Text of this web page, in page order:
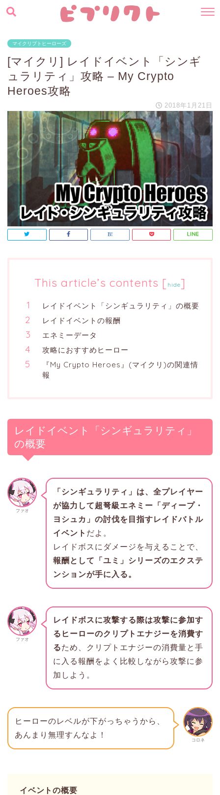
マイクリプトヒーローズ
[マイクリ] レイドイベント「シンギ
ュラリティ」攻略 – My Crypto
Heroes攻略
2018年1月21日
This article’s contents [ hide]
レイドイベント「シンギュラリティ」の概要
レイドイベントの報酬
エネミーデータ
攻略におすすめヒーロー
『My Crypto Heroes』(マイクリ)の関連情
報
レイドイベント「シンギュラリティ」
の概要
ファオ
「シンギュラリティ」は、全プレイヤー
が協力して超弩級エネミー「ディープ・
ヨシュカ」の討伐を目指すレイドバトル
イベント だよ。
レイドボスにダメージを与えることで、
報酬として「ユミ」シリーズのエクステ
ンションが手に入る。
ファオ
レイドボスに攻撃する際は攻撃に参加す
るヒーローのクリプトエナジーを消費す
るため、クリプトエナジーの消費量と手
に入る報酬をよく比較しながら攻撃に参
加しよう。
コロネ
ヒーローのレベルが下がっちゃうから、
あんまり無理すんなよ！
イベントの概要